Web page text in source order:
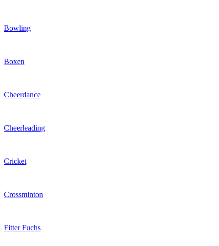
Bowling
Boxen
Cheerdance
Cheerleading
Cricket
Crossminton
Fitter Fuchs